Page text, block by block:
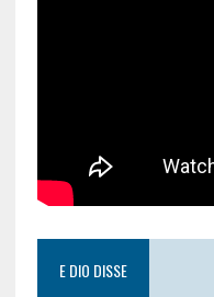
E DIO DISSE